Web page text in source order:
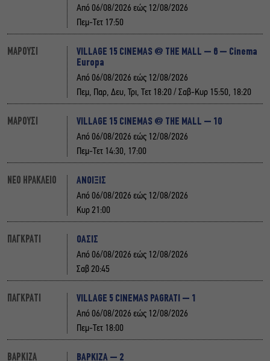
Από 06/08/2026 εώς 12/08/2026
Πεμ-Τετ 17:50
ΜΑΡΟΥΣΙ
VILLAGE 15 CINEMAS @ THE MALL – 6 – Cinema
Europa
Από 06/08/2026 εώς 12/08/2026
Πεμ, Παρ, Δευ, Τρι, Τετ 18:20 / Σαβ-Κυρ 15:50, 18:20
ΜΑΡΟΥΣΙ VILLAGE 15 CINEMAS @ THE MALL – 10
Από 06/08/2026 εώς 12/08/2026
Πεμ-Τετ 14:30, 17:00
ΝΕΟ ΗΡΑΚΛΕΙΟ ΑΝΟΙΞΙΣ
Από 06/08/2026 εώς 12/08/2026
Κυρ 21:00
ΠΑΓΚΡΑΤΙ ΟΑΣΙΣ
Από 06/08/2026 εώς 12/08/2026
Σαβ 20:45
ΠΑΓΚΡΑΤΙ VILLAGE 5 CINEMAS PAGRATI – 1
Από 06/08/2026 εώς 12/08/2026
Πεμ-Τετ 18:00
ΒΑΡΚΙΖΑ ΒΑΡΚΙΖΑ – 2